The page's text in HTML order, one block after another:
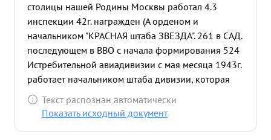
столицы нашей Родины Москвы работал 4.3
инспекции 42г. награжден (А орденом и
начальником "КРАСНАЯ штаба ЗВЕЗДА". 261 в САД.
последующем в ВВО с начала формирования 524
Истребительной авиадивизии с мая месяца 1943г.
работает начальником штаба дивизии, которая
выполняла боевую работу по прикрытию
ировской ж.д.до марта 1944г. марта месяца
Текст распознан автоматически
Показать исходный документ